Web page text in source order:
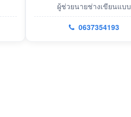
ผู้ช่วยนายช่างเขียนแบบ
0637354193